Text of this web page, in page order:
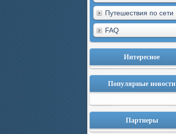
Путешествия по сети
FAQ
Интересное
Популярные новости
Партнеры